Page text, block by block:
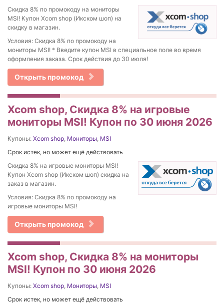
Скидка 8% по промокоду на мониторы
MSI! Купон Xcom shop (Икском шоп) на
скидку в магазин.
Условия: Скидка 8% по промокоду на
мониторы MSI! * Введите купон MSI в специальное поле во время
оформления заказа. Срок действия до 30 июля!
Открыть промокод
Xcom shop, Скидка 8% на игровые
мониторы MSI! Купон по 30 июня 2026
Купоны: Xcom shop Мониторы MSI
Срок истек, но может ещё действовать
Скидка 8% на игровые мониторы MSI!
Купон Xcom shop (Икском шоп) скидка на
заказ в магазин.
Условия: Скидка 8% по промокоду на
игровые мониторы MSI!
Открыть промокод
Xcom shop, Скидка 8% на мониторы
MSI! Купон по 30 июня 2026
Купоны: Xcom shop Мониторы MSI
Срок истек, но может ещё действовать